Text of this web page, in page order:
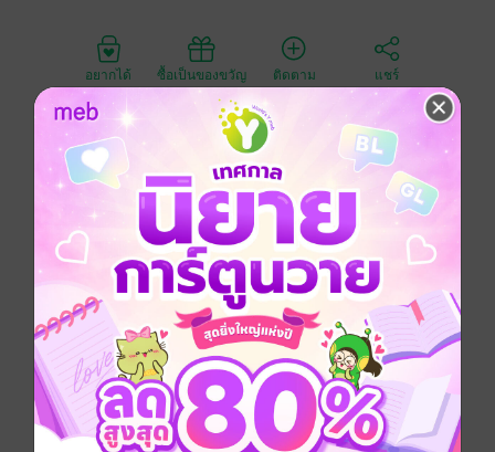
อยากได้ ซื้อเป็นของขวัญ ติดตาม แชร์
คนางค์ สาวมั่น แสนพยศ ผู้ไม่เคยยอมก้มหัวให้ใคร
เพราะบ้านหลังเดียวที่ทำให้เธอออกอาการอยากเป็น
เจ้าของ
มันมากเสียจนเธอไม่ยอมรอบคอบ ถี่ถ้วน
เธอทำทุกอย่างเพื่อแลกกับบ้านหลังนั้น
เธอทิ้งความรัก อย่างไม่ใยดี
สุดท้าย..เธอเสียตัว..เสียหัวใจ
เพียงเพื่อชายผู้มาเหนือกว่า..